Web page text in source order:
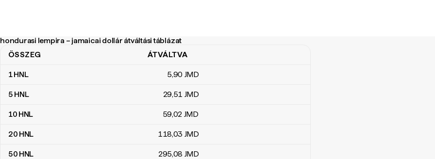
hondurasi lempira – jamaicai dollár átváltási táblázat
hondurasi lempira – jamaicai dollár átváltási táblázat
ÖSSZEG ÁTVÁLTVA
1HNL 5,90 JMD
5 HNL 29,51 JMD
10 HNL 59,02 JMD
20 HNL 118,03 JMD
50 HNL 295,08 JMD